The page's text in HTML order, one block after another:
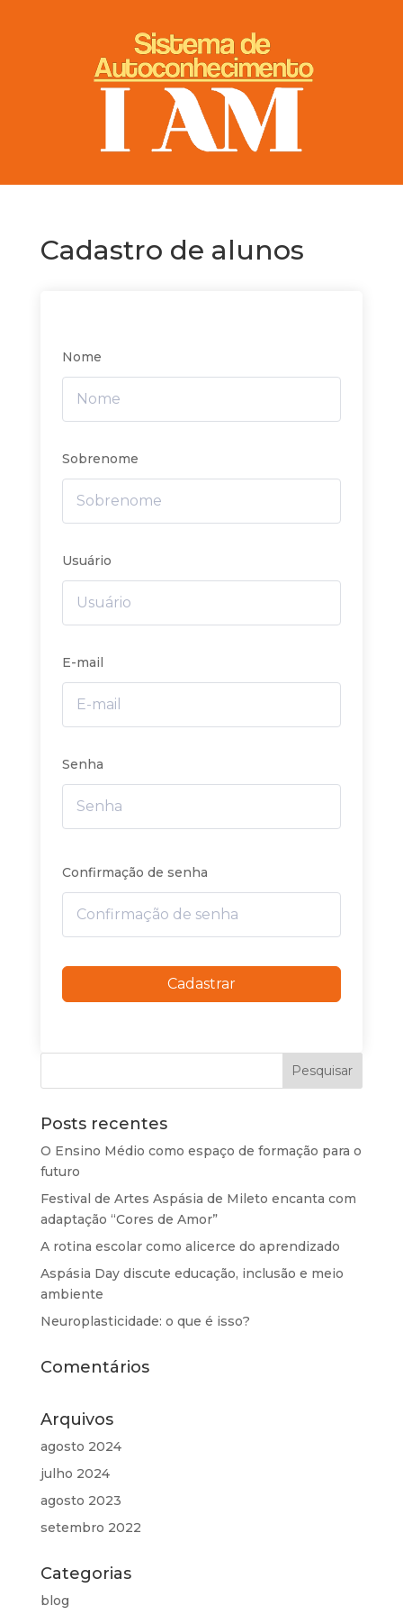
Cadastro de alunos
Nome
Sobrenome
Usuário
E-mail
Senha
Confirmação de senha
Cadastrar
Posts recentes
O Ensino Médio como espaço de formação para o
futuro
Festival de Artes Aspásia de Mileto encanta com
adaptação “Cores de Amor”
A rotina escolar como alicerce do aprendizado
Aspásia Day discute educação, inclusão e meio
ambiente
Neuroplasticidade: o que é isso?
Comentários
Arquivos
agosto 2024
julho 2024
agosto 2023
setembro 2022
Categorias
blog